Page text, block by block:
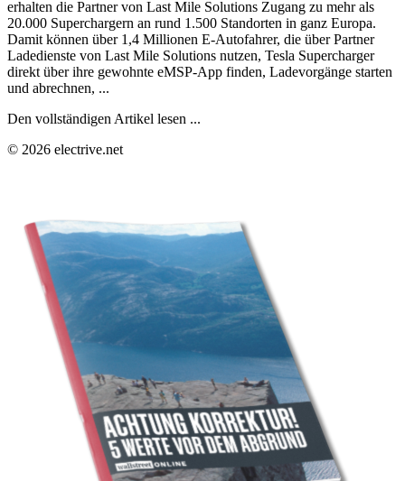
erhalten die Partner von Last Mile Solutions Zugang zu mehr als
20.000 Superchargern an rund 1.500 Standorten in ganz Europa.
Damit können über 1,4 Millionen E-Autofahrer, die über Partner
Ladedienste von Last Mile Solutions nutzen, Tesla Supercharger
direkt über ihre gewohnte eMSP-App finden, Ladevorgänge starten
und abrechnen, ...
Den vollständigen Artikel lesen ...
© 2026 electrive.net